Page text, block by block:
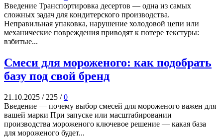
Введение Транспортировка десертов — одна из самых
сложных задач для кондитерского производства.
Неправильная упаковка, нарушение холодовой цепи или
механи­ческие повреждения приводят к потере текстуры:
взбитые...
Смеси для мороженого: как подобрать
базу под свой бренд
21.10.2025 / 225 / 0
Введение — почему выбор смесей для мороженого важен для
вашей марки При запуске или масштабировании
производства мороженого ключевое решение — какая база
для мороженого будет...